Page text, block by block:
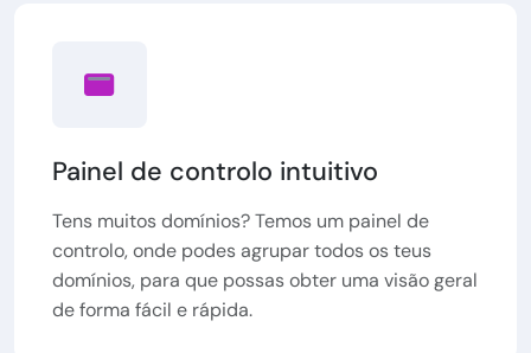
Painel de controlo intuitivo
Tens muitos domínios? Temos um painel de
controlo, onde podes agrupar todos os teus
domínios, para que possas obter uma visão geral
de forma fácil e rápida.